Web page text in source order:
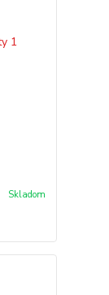
Skladom